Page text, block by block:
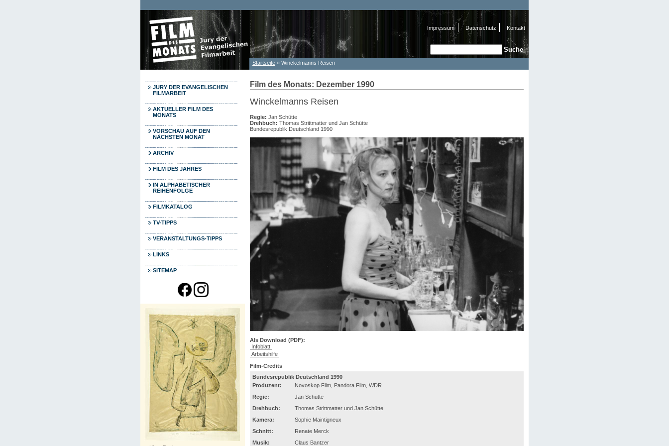
Impressum Datenschutz Kontakt
Suchformular
Sie sind hier
Startseite » Winckelmanns Reisen
JURY DER EVANGELISCHEN
FILMARBEIT
AKTUELLER FILM DES
MONATS
VORSCHAU AUF DEN
NÄCHSTEN MONAT
ARCHIV
FILM DES JAHRES
IN ALPHABETISCHER
REIHENFOLGE
FILMKATALOG
TV-TIPPS
VERANSTALTUNGS-TIPPS
LINKS
SITEMAP
Film des Monats: Dezember 1990
Winckelmanns Reisen
Regie: Jan Schütte
Drehbuch: Thomas Strittmatter und Jan Schütte
Bundesrepublik Deutschland 1990
Als Download (PDF):
Infoblatt
Arbeitshilfe
Film-Credits
Bundesrepublik Deutschland 1990
Produzent:
Novoskop Film, Pandora Film, WDR
Regie:
Jan Schütte
Drehbuch:
Thomas Strittmatter und Jan Schütte
Kamera:
Sophie Maintigneux
Schnitt:
Renate Merck
Musik:
Claus Bantzer